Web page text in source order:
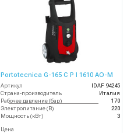
Portotecnica G-165 C P I 1610 AO-M
Артикул
IDAF 94245
Страна-производитель
Италия
Рабочее давление (бар)
170
Электропитание (В)
220
Мощность (кВт)
3
Цена